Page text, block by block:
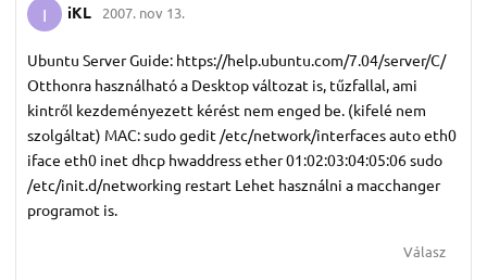
I iKL 2007. nov 13.
Ubuntu Server Guide: https://help.ubuntu.com/7.04/server/C/
Otthonra használható a Desktop változat is, tűzfallal, ami
kintről kezdeményezett kérést nem enged be. (kifelé nem
szolgáltat) MAC: sudo gedit /etc/network/interfaces auto eth0
iface eth0 inet dhcp hwaddress ether 01:02:03:04:05:06 sudo
/etc/init.d/networking restart Lehet használni a macchanger
programot is.
Válasz